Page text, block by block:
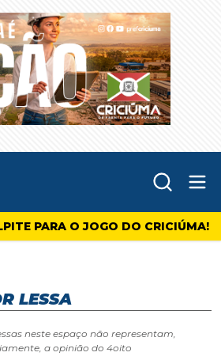
PARA O JOGO DO CRICIÚMA!
LESSA
neste espaço não representam,
a opinião do 4oito